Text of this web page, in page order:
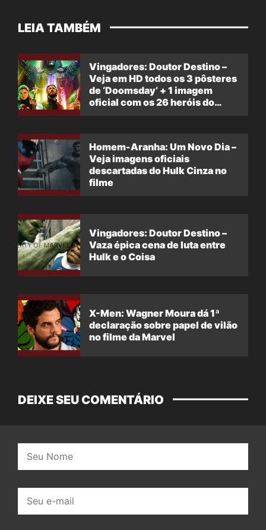
LEIA TAMBÉM
Vingadores: Doutor Destino –
Veja em HD todos os 3 pôsteres
de ‘Doomsday’ + 1 imagem
oficial com os 26 heróis do
Homem-Aranha: Um Novo Dia –
Veja imagens oficiais
descartadas do Hulk Cinza no
filme
Vingadores: Doutor Destino –
Vaza épica cena de luta entre
Hulk e o Coisa
X-Men: Wagner Moura dá 1ª
declaração sobre papel de vilão
no filme da Marvel
DEIXE SEU COMENTÁRIO
mail: